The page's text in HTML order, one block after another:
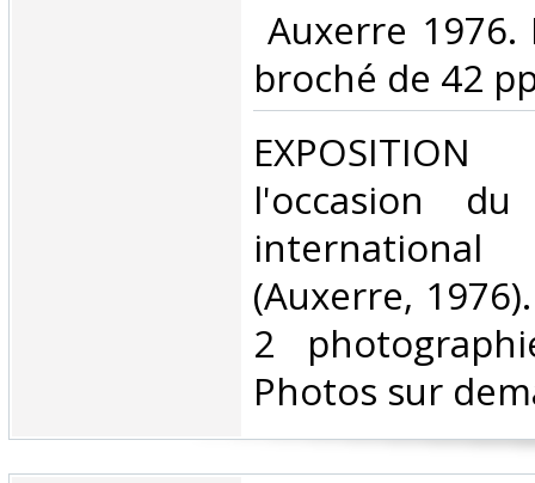
Auxerre
broché de 42
l'occasion
(Auxerre,
2
Photos sur